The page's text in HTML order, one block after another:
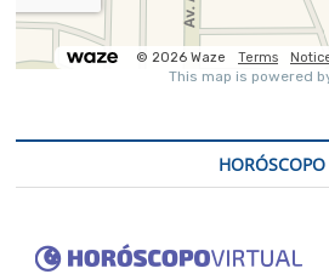
HORÓSCOPO